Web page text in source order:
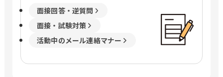
面接回答・逆質問
面接・試験対策
活動中のメール連絡マナー